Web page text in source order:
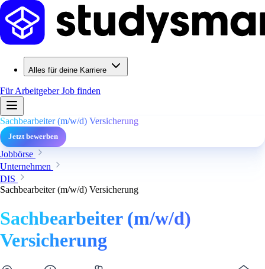
Alles für deine Karriere
Für ArbeitgeberJob finden
Sachbearbeiter (m/w/d) Versicherung
Jetzt bewerben
Jobbörse
Unternehmen
DIS
Sachbearbeiter (m/w/d) Versicherung
Sachbearbeiter (m/w/d)
Versicherung